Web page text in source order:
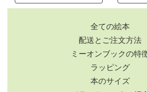
全ての絵本
配送とご注文方法
ミーオンブックの特
ラッピング
本のサイズ